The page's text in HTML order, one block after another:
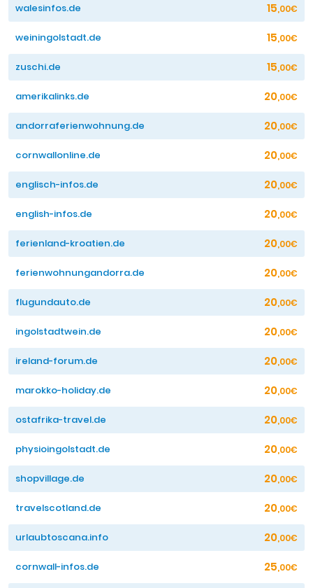
walesinfos.de 15,00€
weiningolstadt.de 15,00€
zuschi.de 15,00€
amerikalinks.de 20,00€
andorraferienwohnung.de 20,00€
cornwallonline.de 20,00€
englisch-infos.de 20,00€
english-infos.de 20,00€
ferienland-kroatien.de 20,00€
ferienwohnungandorra.de 20,00€
flugundauto.de 20,00€
ingolstadtwein.de 20,00€
ireland-forum.de 20,00€
marokko-holiday.de 20,00€
ostafrika-travel.de 20,00€
physioingolstadt.de 20,00€
shopvillage.de 20,00€
travelscotland.de 20,00€
urlaubtoscana.info 20,00€
cornwall-infos.de 25,00€